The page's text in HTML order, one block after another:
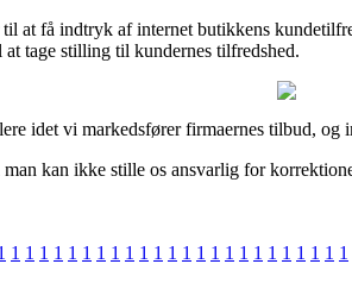
at få indtryk af internet butikkens
tage stilling til kundernes tilfredshed.
idet vi markedsfører firmaernes tilbud, og
kan ikke stille os ansvarlig for
1 1 1 1 1 1 1 1 1 1 1 1 1 1 1 1 1 1 1 1 1 1 1 1